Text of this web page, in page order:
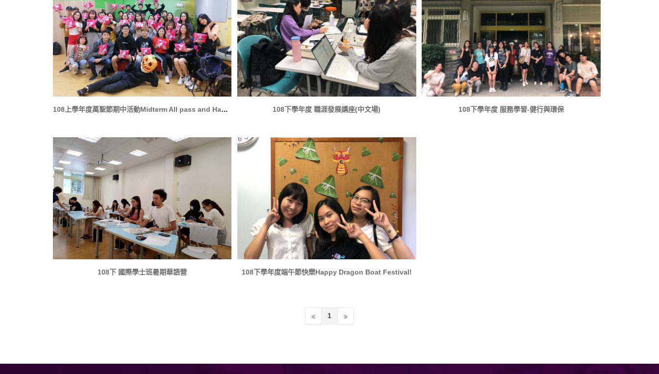
108上學年度萬聖節期中活動Midterm All pass and Happy Halloween 108下學年度 職涯發展講座(中文場) 108下學年度 服務學習-健行與環保
108下 國際學士班暑期華語營 108下學年度端午節快樂Happy Dragon Boat Festival!
1